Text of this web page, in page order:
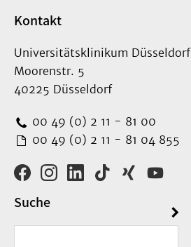
Kontakt
Universitätsklinikum Düsseldorf
Moorenstr. 5
40225 Düsseldorf
00 49 (0) 2 11 - 81 00
00 49 (0) 2 11 - 81 04 855
Suche